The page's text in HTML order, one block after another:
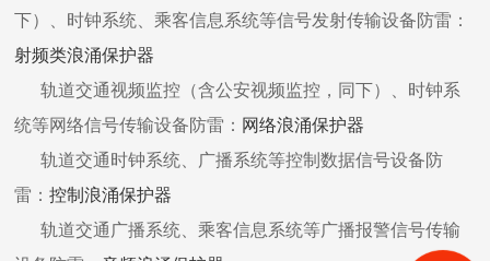
下）、时钟系统、乘客信息系统等信号发射传输设备防雷：
射频类浪涌保护器
轨道交通视频监控（含公安视频监控，同下）、时钟系
统等网络信号传输设备防雷： 网络浪涌保护器
轨道交通时钟系统、广播系统等控制数据信号设备防
雷：控制浪涌保护器
轨道交通广播系统、乘客信息系统等广播报警信号传输